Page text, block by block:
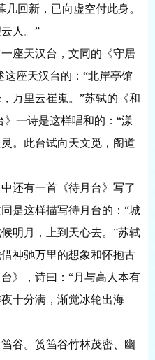
回新，已向虚空付此身。
人。”
座天汉台，文同的《守居
这座天汉台的：“北岸亭馆
万里云崔嵬。”苏轼的《和
》一诗是这样唱和的：“漾
。此台试向天文觅，阁道
还有一首《待月台》写了
是这样描写待月台的： “城
明月，上到天心去。”苏轼
神驰万里的想象和怀抱古
》，诗曰：“月与高人本有
十分满，渐觉冰轮出海
谷。筼筜谷竹林茂密、幽